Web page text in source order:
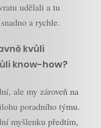
udělali a tu
a rychle.
kvůli
know-how?
ale my zároveň na
poradního týmu.
myšlenku předtím,